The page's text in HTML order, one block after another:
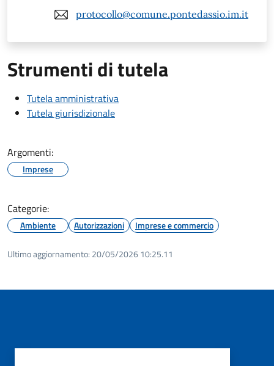
protocollo@comune.pontedassio.im.it
Strumenti di tutela
Tutela amministrativa
Tutela giurisdizionale
Argomenti:
Imprese
Categorie:
Ambiente Autorizzazioni Imprese e commercio
Ultimo aggiornamento: 20/05/2026 10:25.11